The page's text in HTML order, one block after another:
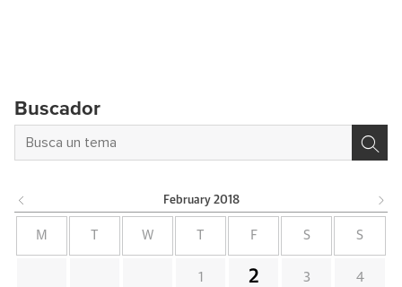
Buscador
February 2018
M W F S S
1 2 3 4